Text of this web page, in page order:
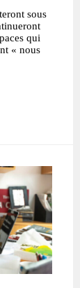
sous
qui
« nous